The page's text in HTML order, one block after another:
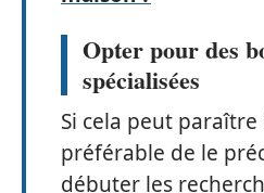
Opter pour des
spécialisées
Si cela peut
préférable de le
débuter les